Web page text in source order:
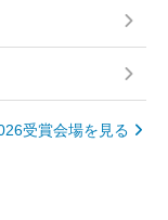
受賞会場を見る